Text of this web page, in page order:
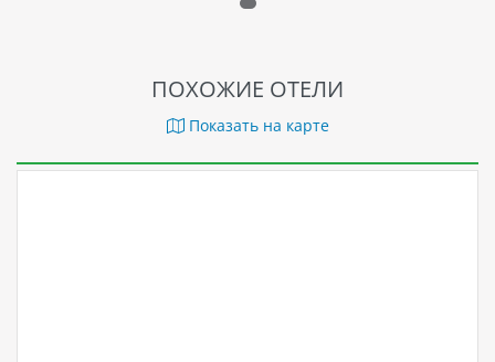
ПОХОЖИЕ ОТЕЛИ
Показать на карте